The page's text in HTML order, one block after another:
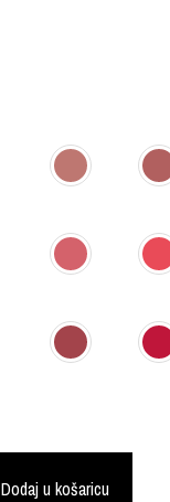
Dodaj u košaricu